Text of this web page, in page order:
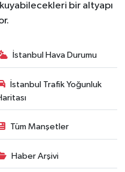
bir altyapı
İstanbul Hava Durumu
İstanbul Trafik Yoğunluk
Tüm Manşetler
Haber Arşivi